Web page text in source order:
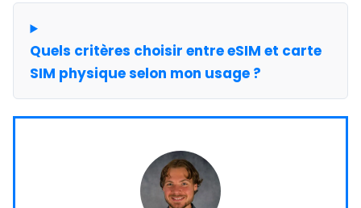
Quels critères choisir entre eSIM et carte
SIM physique selon mon usage ?